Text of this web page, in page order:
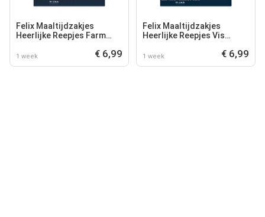
Felix Maaltijdzakjes
Heerlijke Reepjes Farm
Rund Kip Eend 12x85 g
1 week € 6,99
Felix Maaltijdzakjes
Heerlijke Reepjes Vis
Zalm Tonijn Kabeljauw
1 week € 6,99